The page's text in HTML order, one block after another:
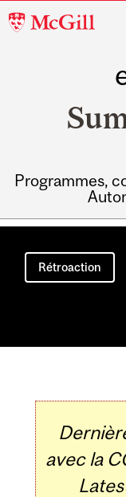
McGill
Programmes,
Main
navigation
Rétroaction
avec la